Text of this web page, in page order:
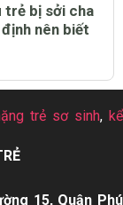
trẻ bị sởi cha
nên biết
trẻ sơ sinh,kể
15, Quận Phú